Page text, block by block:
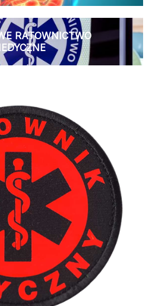
RATOWNICTWO